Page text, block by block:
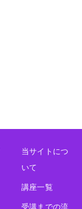
当サイトにつ
いて
講座一覧
受講までの流